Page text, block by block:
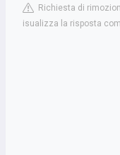
Richiesta di
isualizza la risposta